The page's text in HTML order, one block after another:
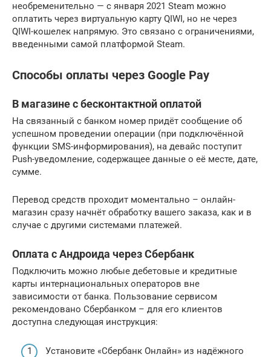
необременительно — с января 2021 Steam можно
оплатить через виртуальную карту QIWI, но не через
QIWI-кошелек напрямую. Это связано с ограничениями,
введенными самой платформой Steam.
Способы оплаты через Google Pay
В магазине с бесконтактной оплатой
На связанный с банком номер придёт сообщение об
успешном проведении операции (при подключённой
функции SMS-информирования), на девайс поступит
Push-уведомление, содержащее данные о её месте, дате,
сумме.
Перевод средств проходит моментально – онлайн-
магазин сразу начнёт обработку вашего заказа, как и в
случае с другими системами платежей.
Оплата с Андроида через Сбербанк
Подключить можно любые дебетовые и кредитные
карты интернациональных операторов вне
зависимости от банка. Пользование сервисом
рекомендовано Сбербанком – для его клиентов
доступна следующая инструкция:
Установите «Сбербанк Онлайн» из надёжного